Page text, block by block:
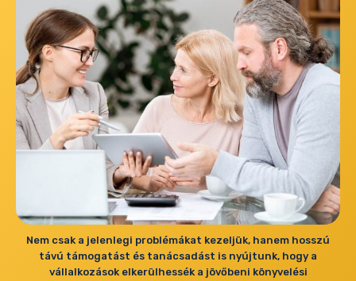
Nem csak a jelenlegi problémákat kezeljük, hanem hosszú
távú támogatást és tanácsadást is nyújtunk, hogy a
vállalkozások elkerülhessék a jövőbeni könyvelési